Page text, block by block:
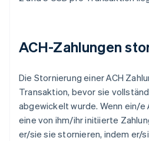
ACH-Zahlungen
Die Stornierung einer ACH
Transaktion, bevor sie
abgewickelt wurde. Wenn ein/
eine von ihm/ihr initiierte
er/sie sie stornieren, indem er/